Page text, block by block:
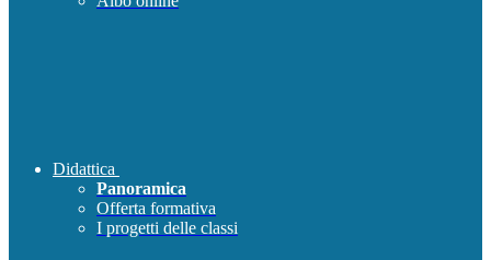
Didattica
Panoramica
Offerta formativa
I progetti delle classi